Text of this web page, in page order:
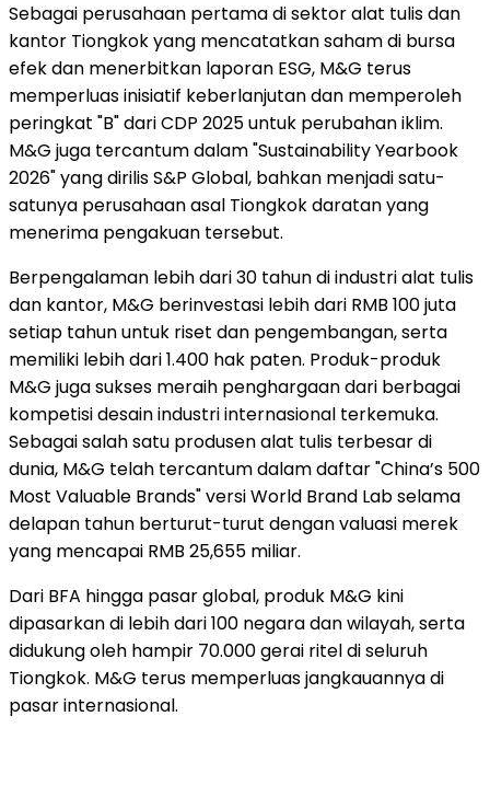
Sebagai perusahaan pertama di sektor alat tulis dan
kantor Tiongkok yang mencatatkan saham di bursa
efek dan menerbitkan laporan ESG, M&G terus
memperluas inisiatif keberlanjutan dan memperoleh
peringkat "B" dari CDP 2025 untuk perubahan iklim.
M&G juga tercantum dalam "Sustainability Yearbook
2026" yang dirilis S&P Global, bahkan menjadi satu-
satunya perusahaan asal Tiongkok daratan yang
menerima pengakuan tersebut.
Berpengalaman lebih dari 30 tahun di industri alat tulis
dan kantor, M&G berinvestasi lebih dari RMB 100 juta
setiap tahun untuk riset dan pengembangan, serta
memiliki lebih dari 1.400 hak paten. Produk-produk
M&G juga sukses meraih penghargaan dari berbagai
kompetisi desain industri internasional terkemuka.
Sebagai salah satu produsen alat tulis terbesar di
dunia, M&G telah tercantum dalam daftar "China’s 500
Most Valuable Brands" versi World Brand Lab selama
delapan tahun berturut-turut dengan valuasi merek
yang mencapai RMB 25,655 miliar.
Dari BFA hingga pasar global, produk M&G kini
dipasarkan di lebih dari 100 negara dan wilayah, serta
didukung oleh hampir 70.000 gerai ritel di seluruh
Tiongkok. M&G terus memperluas jangkauannya di
pasar internasional.